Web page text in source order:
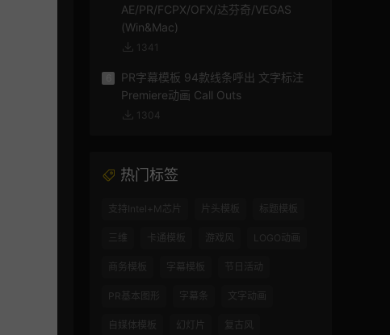
AE/PR/FCPX/OFX/达芬奇/VEGAS
(Win&Mac)
1341
PR字幕模板 94款线条呼出 文字标注
Premiere动画 Call Outs
1304
热门标签
支持Intel+M芯片 片头模板 标题模板
三维 卡通模板 游戏风 LOGO动画
商务模板 字幕模板 节日活动
PR基本图形 字幕条 文字动画
自媒体模板 幻灯片 复古风